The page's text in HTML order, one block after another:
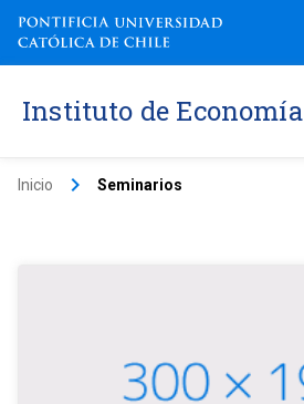
Instituto de Economía
Inicio keyboard_arrow_right Seminarios